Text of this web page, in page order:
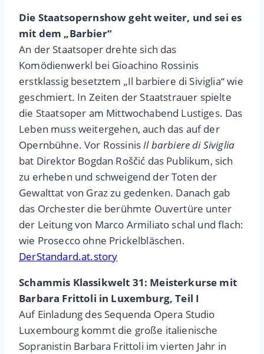
Die Staatsopernshow geht weiter, und sei es
mit dem „Barbier“
An der Staatsoper drehte sich das
Komödienwerkl bei Gioachino Rossinis
erstklassig besetztem „Il barbiere di Siviglia“ wie
geschmiert. In Zeiten der Staatstrauer spielte
die Staatsoper am Mittwochabend Lustiges. Das
Leben muss weitergehen, auch das auf der
Opernbühne. Vor RossinisIl barbiere di Siviglia
bat Direktor Bogdan Roščić das Publikum, sich
zu erheben und schweigend der Toten der
Gewalttat von Graz zu gedenken. Danach gab
das Orchester die berühmte Ouvertüre unter
der Leitung von Marco Armiliato schal und flach:
wie Prosecco ohne Prickelbläschen.
DerStandard.at.story
Schammis Klassikwelt 31: Meisterkurse mit
Barbara Frittoli in Luxemburg, Teil I
Auf Einladung des Sequenda Opera Studio
Luxembourg kommt die große italienische
Sopranistin Barbara Frittoli im vierten Jahr in